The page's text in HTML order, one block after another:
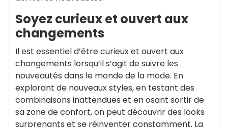
Soyez curieux et ouvert aux
changements
Il est essentiel d’être curieux et ouvert aux
changements lorsqu’il s’agit de suivre les
nouveautés dans le monde de la mode. En
explorant de nouveaux styles, en testant des
combinaisons inattendues et en osant sortir de
sa zone de confort, on peut découvrir des looks
surprenants et se réinventer constamment. La